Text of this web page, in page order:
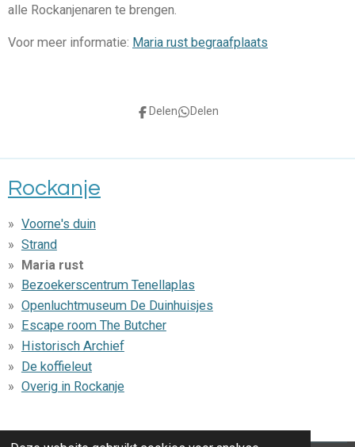
alle Rockanjenaren te brengen.
Voor meer informatie: Maria rust begraafplaats
Delen Delen
Rockanje
Voorne's duin
Strand
Maria rust
Bezoekerscentrum Tenellaplas
Openluchtmuseum De Duinhuisjes
Escape room The Butcher
Historisch Archief
De koffieleut
Overig in Rockanje